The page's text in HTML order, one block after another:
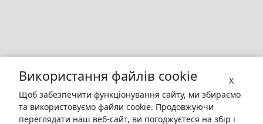
X
Використання файлів cookie
Щоб забезпечити функціонування сайту, ми збираємо
та використовуємо файли cookie. Продовжуючи
переглядати наш веб-сайт, ви погоджуєтеся на збір і